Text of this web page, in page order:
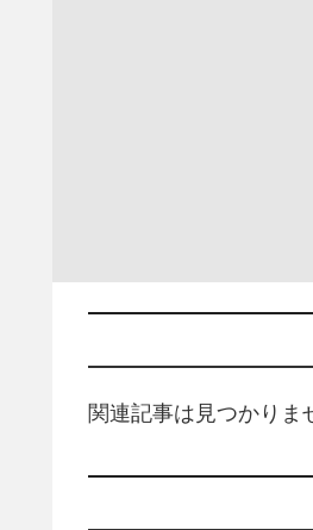
関連記事は見つかりま